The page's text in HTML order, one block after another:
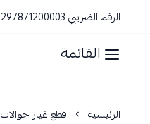
الرقم الضريبي 301297871200003
القائمة
الرئيسية قطع غيار جوالات